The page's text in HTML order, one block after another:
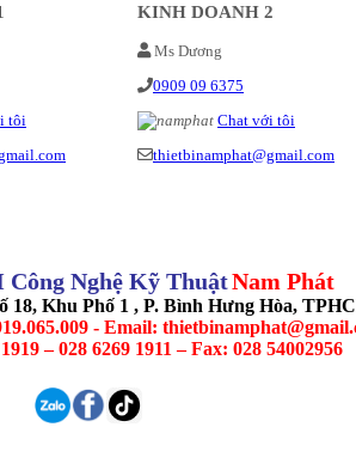
tôi
KINH DOANH 2
Ms Dương
0909 09 6375
Chat với tôi
thietbinamphat@gmail.com
Công Nghệ Kỹ ThuậtNam Phát
18, Khu Phố 1 , P. Bình Hưng Hòa,
- Email:
– 028 6269 1911 – Fax: 028 54002956